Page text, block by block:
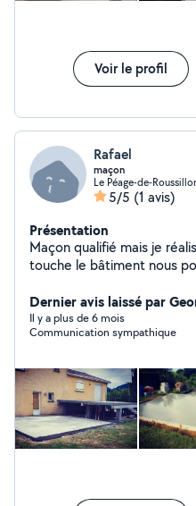
Voir le profil
Rafael
maçon
Le Péage-de-
5/5 (1 avis)
Présentation
Maçon qualifié mais je
touche le bâtiment nous
pour vous au meilleur prix.
Dernier avis laissé par
Il y a plus de 6 mois
Communication sympathique